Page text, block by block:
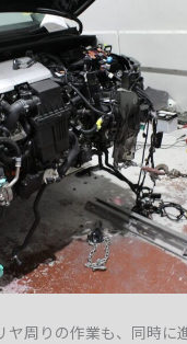
周りの作業も、同時に